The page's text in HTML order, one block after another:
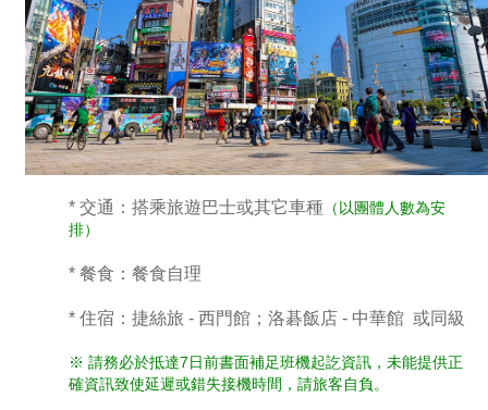
* 交通：搭乘旅遊巴士或其它車種（以團體人數為安
排）
* 餐食：餐食自理
* 住宿：捷絲旅 - 西門館；洛碁飯店 - 中華館或同級
※ 請務必於抵達7日前書面補足班機起訖資訊，未能提供正
確資訊致使延遲或錯失接機時間，請旅客自負。